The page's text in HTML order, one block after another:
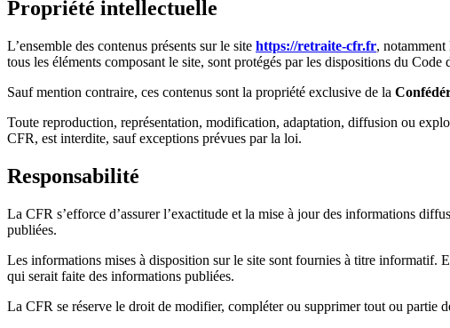
Propriété intellectuelle
L’ensemble des contenus présents sur le site https://retraite-cfr.fr, notamment
tous les éléments composant le site, sont protégés par les dispositions du
Sauf mention contraire, ces contenus sont la propriété exclusive de la
Toute reproduction, représentation, modification, adaptation, diffusion ou
CFR, est interdite, sauf exceptions prévues par la loi.
Responsabilité
La CFR s’efforce d’assurer l’exactitude et la mise à jour des informations
publiées.
Les informations mises à disposition sur le site sont fournies à titre informatif.
qui serait faite des informations publiées.
La CFR se réserve le droit de modifier, compléter ou supprimer tout ou partie